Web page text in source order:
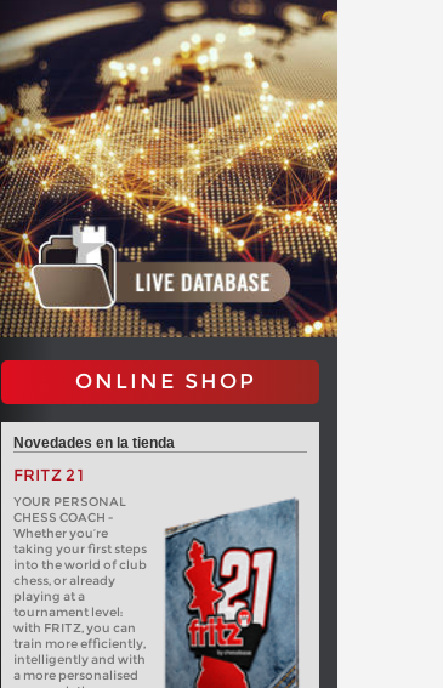
ONLINE SHOP
Novedades en la tienda
FRITZ 21
YOUR PERSONAL
CHESS COACH -
Whether you’re
taking your first steps
into the world of club
chess, or already
playing at a
tournament level:
with FRITZ, you can
train more efficiently,
intelligently and with
a more personalised